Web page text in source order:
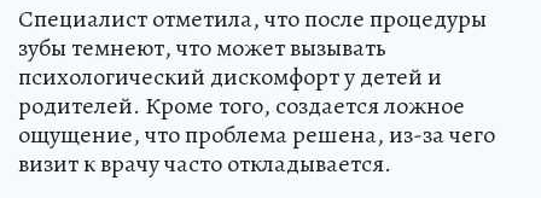
Специалист отметила, что после процедуры
зубы темнеют, что может вызывать
психологический дискомфорт у детей и
родителей. Кроме того, создается ложное
ощущение, что проблема решена, из-за чего
визит к врачу часто откладывается.